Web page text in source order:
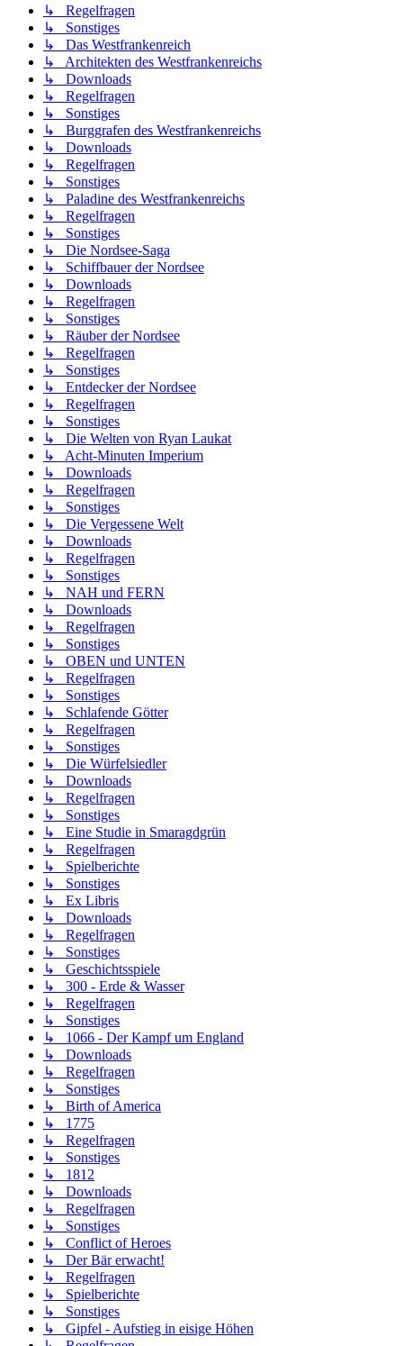
↳ Regelfragen
↳ Sonstiges
↳ Das Westfrankenreich
↳ Architekten des Westfrankenreichs
↳ Downloads
↳ Regelfragen
↳ Sonstiges
↳ Burggrafen des Westfrankenreichs
↳ Downloads
↳ Regelfragen
↳ Sonstiges
↳ Paladine des Westfrankenreichs
↳ Regelfragen
↳ Sonstiges
↳ Die Nordsee-Saga
↳ Schiffbauer der Nordsee
↳ Downloads
↳ Regelfragen
↳ Sonstiges
↳ Räuber der Nordsee
↳ Regelfragen
↳ Sonstiges
↳ Entdecker der Nordsee
↳ Regelfragen
↳ Sonstiges
↳ Die Welten von Ryan Laukat
↳ Acht-Minuten Imperium
↳ Downloads
↳ Regelfragen
↳ Sonstiges
↳ Die Vergessene Welt
↳ Downloads
↳ Regelfragen
↳ Sonstiges
↳ NAH und FERN
↳ Downloads
↳ Regelfragen
↳ Sonstiges
↳ OBEN und UNTEN
↳ Regelfragen
↳ Sonstiges
↳ Schlafende Götter
↳ Regelfragen
↳ Sonstiges
↳ Die Würfelsiedler
↳ Downloads
↳ Regelfragen
↳ Sonstiges
↳ Eine Studie in Smaragdgrün
↳ Regelfragen
↳ Spielberichte
↳ Sonstiges
↳ Ex Libris
↳ Downloads
↳ Regelfragen
↳ Sonstiges
↳ Geschichtsspiele
↳ 300 - Erde & Wasser
↳ Regelfragen
↳ Sonstiges
↳ 1066 - Der Kampf um England
↳ Downloads
↳ Regelfragen
↳ Sonstiges
↳ Birth of America
↳ 1775
↳ Regelfragen
↳ Sonstiges
↳ 1812
↳ Downloads
↳ Regelfragen
↳ Sonstiges
↳ Conflict of Heroes
↳ Der Bär erwacht!
↳ Regelfragen
↳ Spielberichte
↳ Sonstiges
↳ Gipfel - Aufstieg in eisige Höhen